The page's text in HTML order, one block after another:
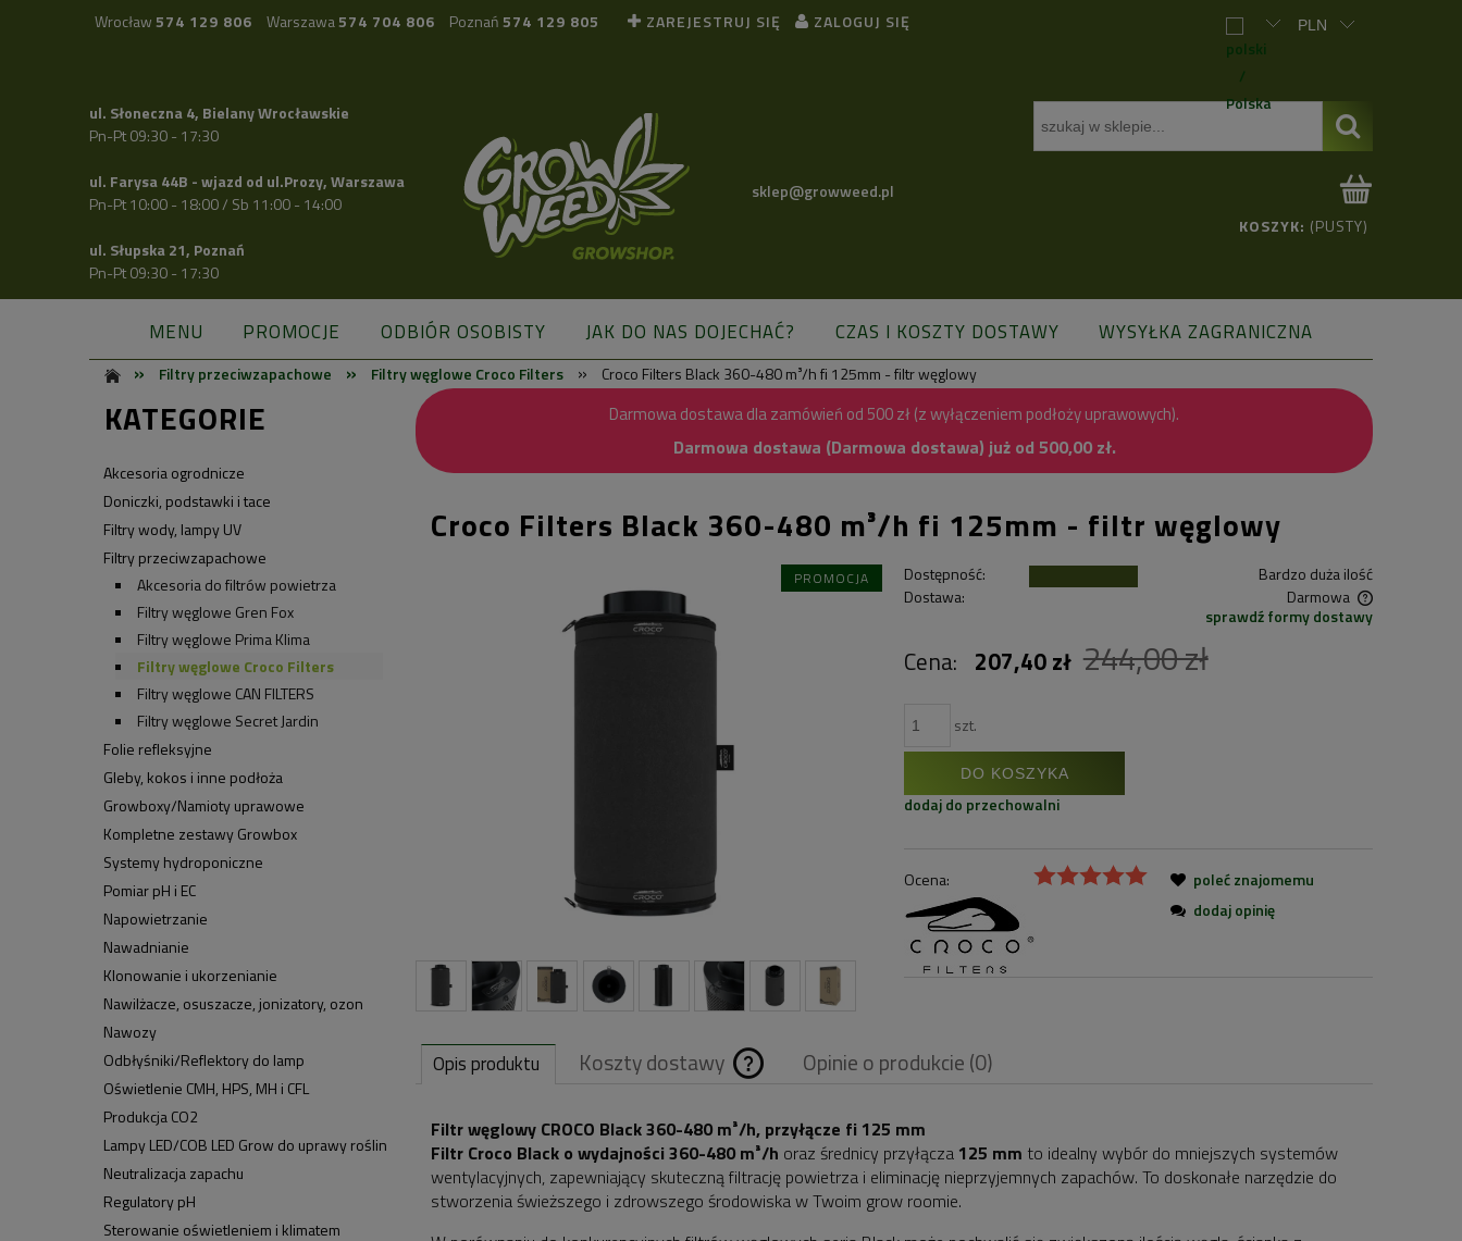
Wrocław 574 129 806 Warszawa574 704 806 Poznań 574 129 805 ZAREJESTRUJ SIĘ ZALOGUJ SIĘ
ul. Słoneczna 4, Bielany Wrocławskie
Pn-Pt 09:30 - 17:30
ul. Farysa 44B - wjazd od ul.Prozy, Warszawa
Pn-Pt 10:00 - 18:00 / Sb 11:00 - 14:00
ul. Słupska 21, Poznań
Pn-Pt 09:30 - 17:30
sklep@growweed.pl
KOSZYK: (PUSTY)
MENU PROMOCJE ODBIÓR OSOBISTY JAK DO NAS DOJECHAĆ? CZAS I KOSZTY DOSTAWY
WYSYŁKA ZAGRANICZNA
BLOG
» Filtry przeciwzapachowe » Filtry węglowe Croco Filters » Croco Filters Black 360-480 m³/h fi 125mm - filtr węglowy
KATEGORIE
Akcesoria ogrodnicze
Doniczki, podstawki i tace
Filtry wody, lampy UV
Filtry przeciwzapachowe
Akcesoria do filtrów powietrza
Filtry węglowe Gren Fox
Filtry węglowe Prima Klima
Filtry węglowe Croco Filters
Filtry węglowe CAN FILTERS
Filtry węglowe Secret Jardin
Folie refleksyjne
Gleby, kokos i inne podłoża
Growboxy/Namioty uprawowe
Kompletne zestawy Growbox
Systemy hydroponiczne
Pomiar pH i EC
Napowietrzanie
Nawadnianie
Klonowanie i ukorzenianie
Nawilżacze, osuszacze, jonizatory, ozon
Nawozy
Odbłyśniki/Reflektory do lamp
Oświetlenie CMH, HPS, MH i CFL
Produkcja CO2
Lampy LED/COB LED Grow do uprawy roślin
Neutralizacja zapachu
Regulatory pH
Sterowanie oświetleniem i klimatem
Darmowa dostawa dla zamówień od 500 zł (z wyłączeniem podłoży uprawowych).
Darmowa dostawa (Darmowa dostawa) już od 500,00 zł.
Croco Filters Black 360-480 m³/h fi 125mm - filtr węglowy
PROMOCJA Dostępność:
Bardzo duża ilość
Dostawa:
Darmowa
Cena nie zawiera ewentualnych kosztów
płatności
sprawdź formy dostawy
Cena: 207,40 zł 244,00 zł
szt.
DO KOSZYKA
dodaj do przechowalni
Ocena:
poleć znajomemu
dodaj opinię
Opis produktu Koszty dostawy
Cena nie zawiera
ewentualnych
kosztów płatności
Opinie o produkcie (0)
Filtr węglowy CROCO Black 360-480 m³/h, przyłącze fi 125 mm
Filtr Croco Black o wydajności 360-480 m³/h oraz średnicy przyłącza 125 mm to idealny wybór do mniejszych systemów
wentylacyjnych, zapewniający skuteczną filtrację powietrza i eliminację nieprzyjemnych zapachów. To doskonałe narzędzie do
stworzenia świeższego i zdrowszego środowiska w Twoim grow roomie.